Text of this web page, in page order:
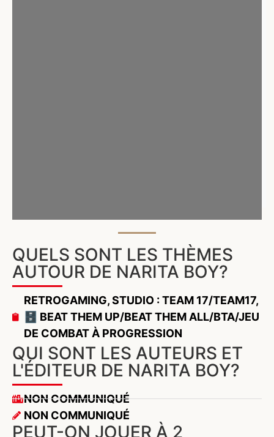
QUELS SONT LES THÈMES
AUTOUR DE NARITA BOY?
RETROGAMING,STUDIO : TEAM 17/TEAM17,
🗄️ BEAT THEM UP/BEAT THEM ALL/BTA/JEU
DE COMBAT À PROGRESSION
QUI SONT LES AUTEURS ET
L'ÉDITEUR DE NARITA BOY?
NON COMMUNIQUÉ
NON COMMUNIQUÉ
PEUT-ON JOUER À 2